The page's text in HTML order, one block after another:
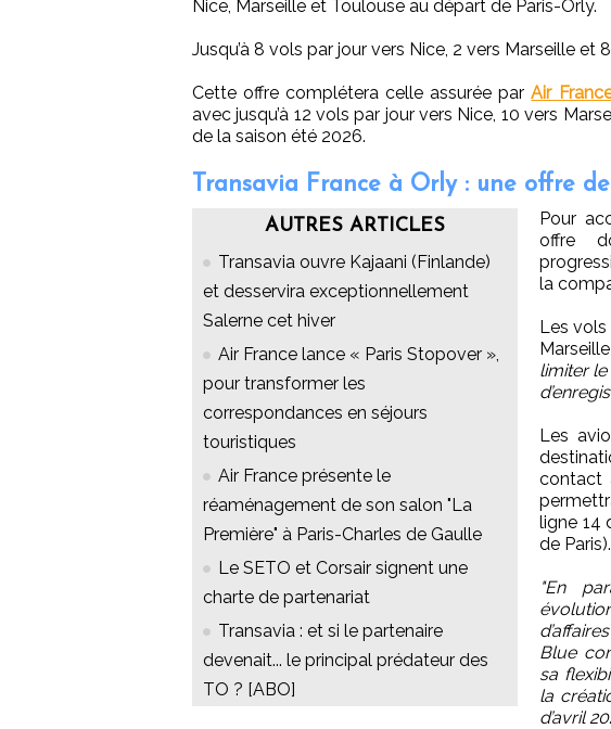
Nice, Marseille et Toulouse au départ de Paris-Orly.
Jusqu’à 8 vols par jour vers Nice, 2 vers Marseille
Cette offre complétera celle assurée parAir
avec jusqu’à 12 vols par jour vers Nice, 10 vers
de la saison été 2026.
Transavia France à Orly : une offre
AUTRES ARTICLES
Transavia ouvre Kajaani (Finlande)
et desservira exceptionnellement
Salerne cet hiver
Air France lance « Paris Stopover »,
pour transformer les
correspondances en séjours
touristiques
Air France présente le
réaménagement de son salon "La
Première" à Paris-Charles de Gaulle
Le SETO et Corsair signent une
charte de partenariat
Transavia : et si le partenaire
devenait... le principal prédateur des
TO ? [ABO]
Pour
offre
la
Les vols
limiter
Les
contact
ligne 14
de Paris).
"En
Blue
sa
la
d’avril